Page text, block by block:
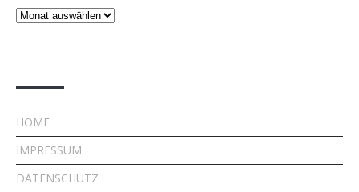
Beiträge
HOME
IMPRESSUM
DATENSCHUTZ